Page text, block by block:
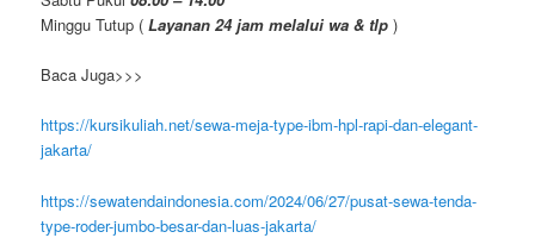
Minggu Tutup (Layanan 24 jam melalui wa & tlp)
Baca Juga>>>
https://kursikuliah.net/sewa-meja-type-ibm-hpl-rapi-dan-elegant-
jakarta/
https://sewatendaindonesia.com/2024/06/27/pusat-sewa-tenda-
type-roder-jumbo-besar-dan-luas-jakarta/